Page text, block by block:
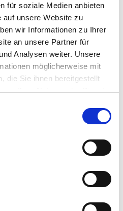
für soziale Medien anbieten
auf unsere Website zu
wir Informationen zu Ihrer
an unsere Partner für
Analysen weiter. Unsere
möglicherweise mit
die Sie ihnen bereitgestellt
Ihrer Nutzung der Dienste